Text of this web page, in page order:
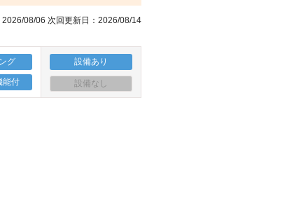
2026/08/06 次回更新日：2026/08/14
グ
能付
設備あり
設備なし